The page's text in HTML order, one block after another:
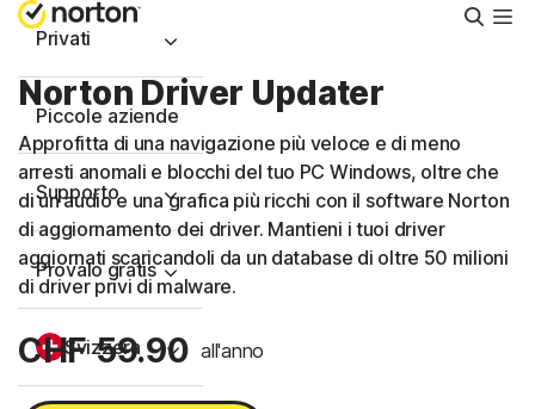
Cerca
Privati
Piccole aziende
Supporto
Provalo gratis
Svizzera
Norton Driver Updater
Approfitta di una navigazione più veloce e di meno
arresti anomali e blocchi del tuo PC Windows, oltre che
di un audio e una grafica più ricchi con il software Norton
di aggiornamento dei driver. Mantieni i tuoi driver
aggiornati scaricandoli da un database di oltre 50 milioni
di driver privi di malware.
CHF 59.90 all'anno